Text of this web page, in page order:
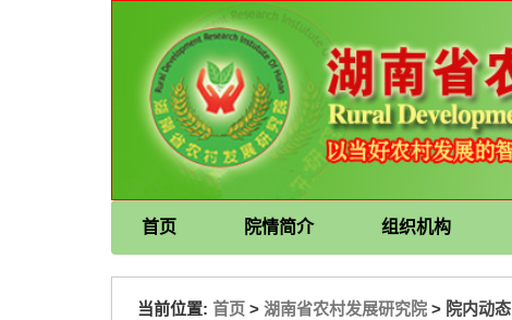
首页 院情简介 组织机构
当前位置: 首页 > 湖南省农村发展研究院 > 院内动态